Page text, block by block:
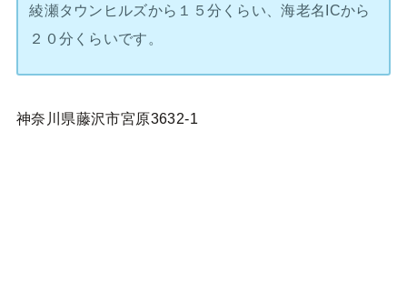
綾瀬タウンヒルズから１５分くらい、海老名ICから
２０分くらいです。
神奈川県藤沢市宮原3632-1